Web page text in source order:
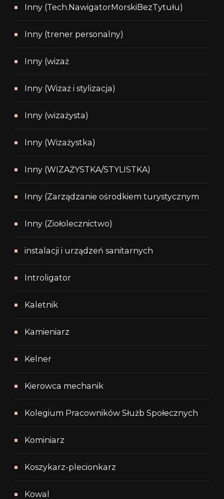
Inny (Tech.NawigatorMorskiBezTytułu)
Inny (trener personalny)
Inny (wizaż
Inny (Wizaż i stylizacja)
Inny (wizażysta)
Inny (Wizażystka)
Inny (WIZAŻYSTKA/STYLISTKA)
Inny (Zarządzanie ośrodkiem turystycznym
Inny (Ziołolecznictwo)
instalacji i urządzeń sanitarnych
Introligator
Kaletnik
Kamieniarz
Kelner
Kierowca mechanik
Kolegium Pracowników Służb Społecznych
Kominiarz
Koszykarz-plecionkarz
Kowal